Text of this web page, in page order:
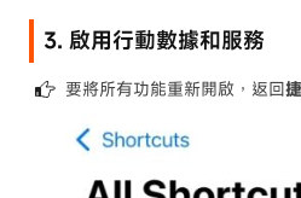
3. 啟用行動數據和服務
要將所有功能重新開啟，返回